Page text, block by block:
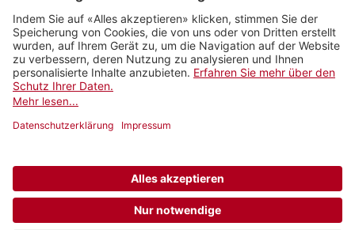
Kontakt
Impressum
Rechtliches
Netiquette
Newsletter abonnieren